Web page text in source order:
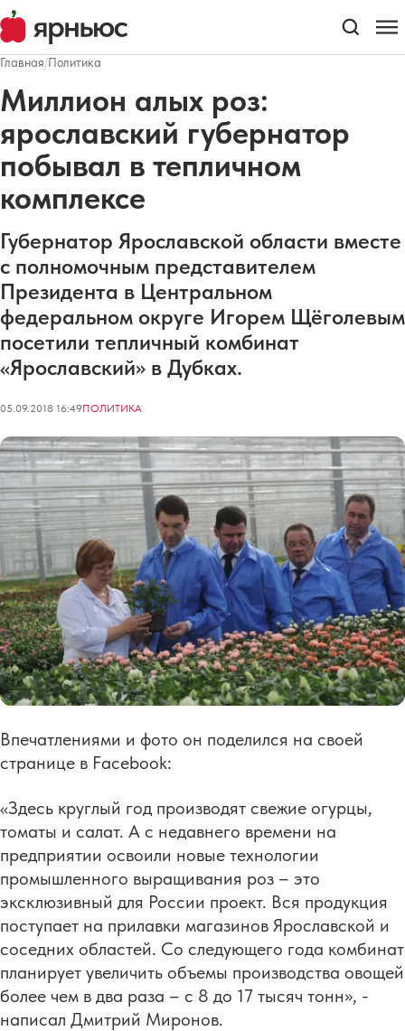
Главная/Политика
Миллион алых роз:
ярославский губернатор
побывал в тепличном
комплексе
Губернатор Ярославской области вместе
с полномочным представителем
Президента в Центральном
федеральном округе Игорем Щёголевым
посетили тепличный комбинат
«Ярославский» в Дубках.
05.09.2018 16:49ПОЛИТИКА
Впечатлениями и фото он поделился на своей
странице в Facebook:
«Здесь круглый год производят свежие огурцы,
томаты и салат. А с недавнего времени на
предприятии освоили новые технологии
промышленного выращивания роз – это
эксклюзивный для России проект. Вся продукция
поступает на прилавки магазинов Ярославской и
соседних областей. Со следующего года комбинат
планирует увеличить объемы производства овощей
более чем в два раза – с 8 до 17 тысяч тонн», -
написал Дмитрий Миронов.